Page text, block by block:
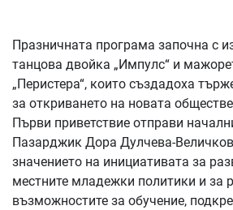
Празничната програма започна с
танцова двойка „Импулс“ и
„Перистера“, които създадоха
за откриването на новата
Първи приветствие отправи
Пазарджик Дора Дулчева-
значението на инициативата за
местните младежки политики и за
възможностите за обучение,